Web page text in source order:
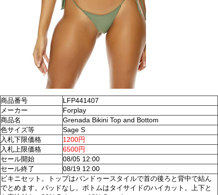
商品番号
LFP441407
メーカー
Forplay
商品名
Grenada Bikini Top and Bottom
色サイズ等
Sage S
入札下限価格
1200円
入札上限価格
6500円
セール開始
08/05 12:00
セール終了
08/19 12:00
ビキニセット。トップはバンドゥースタイルで首の後ろと背中で結ん
でとめます。パッドなし。ボトムはタイサイドのハイカット。上下と